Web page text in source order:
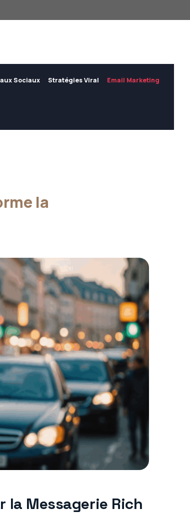
Sociaux Stratégies Viral Email Marketing
la
la Messagerie Rich